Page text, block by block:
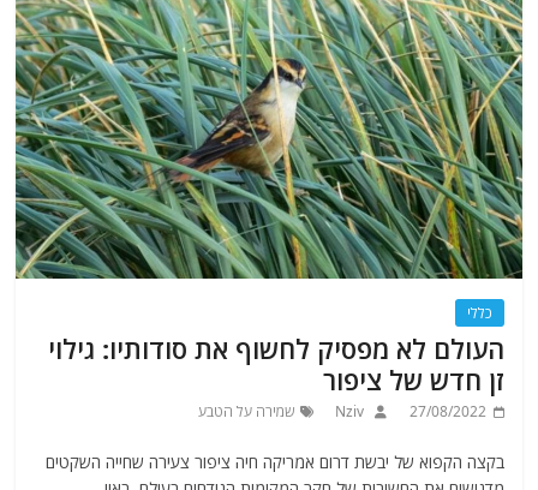
כללי
העולם לא מפסיק לחשוף את סודותיו: גילוי
זן חדש של ציפור
27/08/2022
Nziv שמירה על הטבע
בקצה הקפוא של יבשת דרום אמריקה חיה ציפור צעירה שחייה השקטים